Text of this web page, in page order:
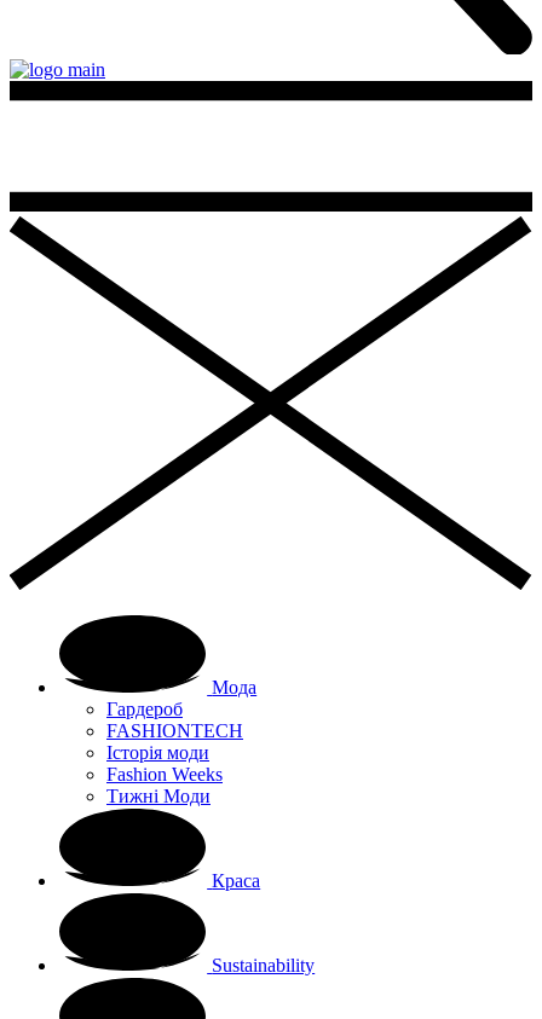
Мода
Гардероб
FASHIONTECH
Історія моди
Fashion Weeks
Тижні Моди
Краса
Sustainability